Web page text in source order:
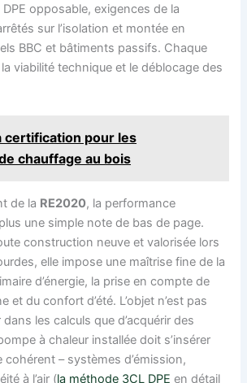
opposable, exigences de la
sur l’isolation et montée en
BBC et bâtiments passifs. Chaque
viabilité technique et le déblocage des
certification pour les
chauffage au bois
de la RE2020, la performance
une simple note de bas de page.
construction neuve et valorisée lors
elle impose une maîtrise fine de la
d’énergie, la prise en compte de
et du confort d’été. L’objet n’est pas
les calculs que d’acquérir des
à chaleur installée doit s’insérer
– systèmes d’émission,
à l’air (la méthode 3CL DPE en détail